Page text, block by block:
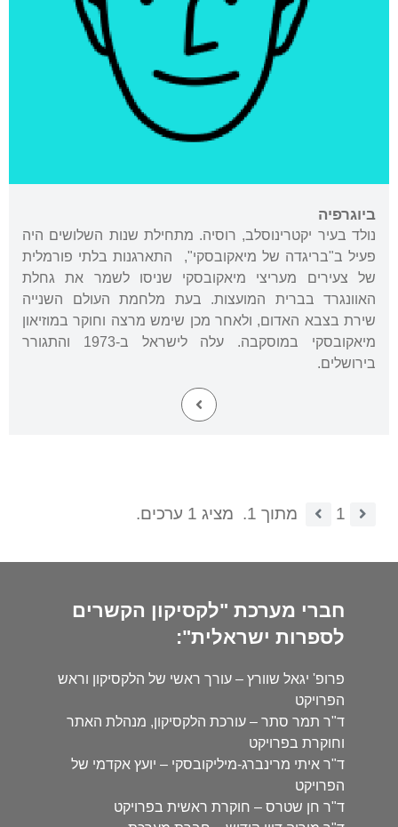
ביוגרפיה
נולד בעיר יקטרינוסלב, רוסיה. מתחילת שנות השלושים היה
פעיל ב"בריגדה של מיאקובסקי", התארגנות בלתי פורמלית
של צעירים מעריצי מיאקובסקי שניסו לשמר את גחלת
האוונגרד בברית המועצות. בעת מלחמת העולם השנייה
שירת בצבא האדום, ולאחר מכן שימש מרצה וחוקר במוזיאון
מיאקובסקי במוסקבה. עלה לישראל ב-1973 והתגורר
בירושלים.
1 מתוך 1. מציג 1 ערכים.
חברי מערכת "לקסיקון הקשרים
לספרות ישראלית":
פרופ' יגאל שוורץ – עורך ראשי של הלקסיקון וראש
הפרויקט
ד"ר תמר סתר – עורכת הלקסיקון, מנהלת האתר
וחוקרת בפרויקט
ד"ר איתי מרינברג-מיליקובסקי – יועץ אקדמי של
הפרויקט
ד"ר חן שטרס – חוקרת ראשית בפרויקט